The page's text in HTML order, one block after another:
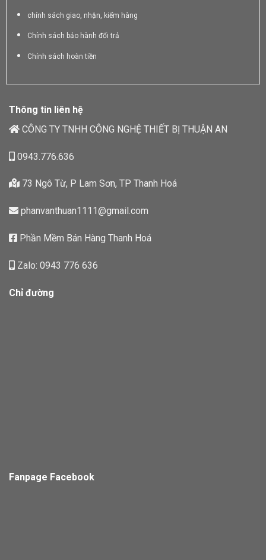
chính sách giao, nhận, kiểm hàng
Chính sách bảo hành đổi trả
Chính sách hoàn tiền
Thông tin liên hệ
CÔNG TY TNHH CÔNG NGHỆ THIẾT BỊ THUẬN AN
0943.776.636
73 Ngô Từ, P Lam Sơn, TP Thanh Hoá
phanvanthuan1111@gmail.com
Phần Mềm Bán Hàng Thanh Hoá
Zalo: 0943 776 636
Chỉ đường
Fanpage Facebook